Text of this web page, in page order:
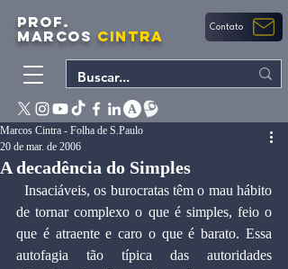
PROF.
MARCOS CINTRA Contato
A decadência do Simples
Marcos Cintra - Folha de S.Paulo
20 de mar. de 2006
de tornar complexo o que é simples, feio o
que é atraente e caro o que é barato. Essa
autofagia tão típica das autoridades